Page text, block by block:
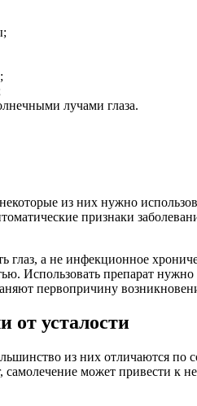
лучами глаза.
из них нужно
признаки
глаз, а не инфекционное
Использовать препарат
первопричину
от усталости
из них отличаются
самолечение может привести